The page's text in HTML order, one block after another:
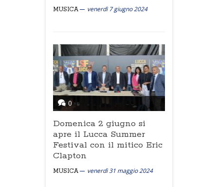
MUSICA venerdì 7 giugno 2024
0
Domenica 2 giugno si
apre il Lucca Summer
Festival con il mitico Eric
Clapton
MUSICA venerdì 31 maggio 2024